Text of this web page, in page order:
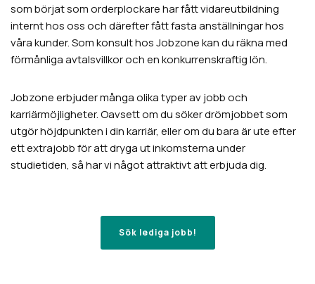
som börjat som orderplockare har fått vidareutbildning
internt hos oss och därefter fått fasta anställningar hos
våra kunder. Som konsult hos Jobzone kan du räkna med
förmånliga avtalsvillkor och en konkurrenskraftig lön.
Jobzone erbjuder många olika typer av jobb och
karriärmöjligheter. Oavsett om du söker drömjobbet som
utgör höjdpunkten i din karriär, eller om du bara är ute efter
ett extrajobb för att dryga ut inkomsterna under
studietiden, så har vi något attraktivt att erbjuda dig.
Sök lediga jobb!